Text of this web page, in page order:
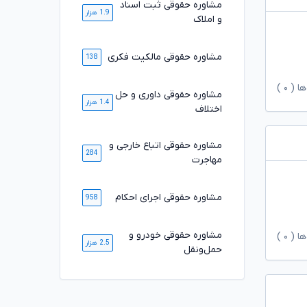
( ۰
( ۰
مشاوره حقوقی ثبت اسناد
و املاک
1.9 هزار
مشاوره حقوقی مالکیت فکری 138
مشاوره حقوقی داوری و حل
اختلاف
1.4 هزار
مشاوره حقوقی اتباع خارجی و
مهاجرت
284
مشاوره حقوقی اجرای احکام 958
مشاوره حقوقی خودرو و
حمل‌ونقل
2.5 هزار